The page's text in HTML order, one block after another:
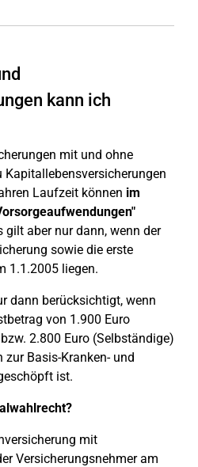
kann ich
mit und ohne
Laufzeit können im
gilt aber nur dann, wenn der
sowie die erste
1.1.2005 liegen.
dann berücksichtigt, wenn
von 1.900 Euro
2.800 Euro (Selbständige)
Basis-Kranken- und
ist.
mit
Versicherungsnehmer am